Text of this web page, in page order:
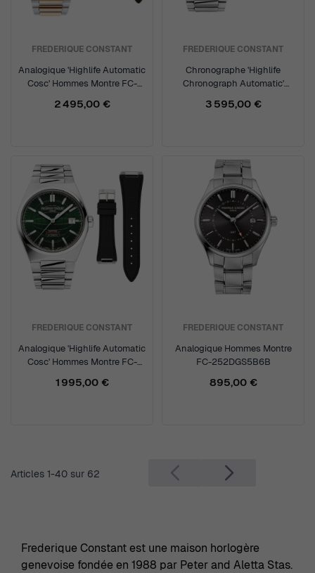
FREDERIQUE CONSTANT
Analogique 'Highlife Automatic
Cosc' Hommes Montre FC-
2 495,00 €
FREDERIQUE CONSTANT
Chronographe 'Highlife
Chronograph Automatic'
391B4NH6B
3 595,00 €
FREDERIQUE CONSTANT
Analogique 'Highlife Automatic
Cosc' Hommes Montre FC-
1 995,00 €
FREDERIQUE CONSTANT
Analogique Hommes Montre
FC-252DGS5B6B
895,00 €
Articles 1-40 sur 62
Frederique Constant est une maison horlogère
genevoise fondée en 1988 par Peter and Aletta Stas.